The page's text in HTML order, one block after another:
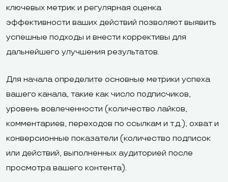
ключевых метрик и регулярная оценка
эффективности ваших действий позволяют выявить
успешные подходы и внести коррективы для
дальнейшего улучшения результатов.
Для начала определите основные метрики успеха
вашего канала, такие как число подписчиков,
уровень вовлеченности (количество лайков,
комментариев, переходов по ссылкам и т.д.), охват и
конверсионные показатели (количество подписок
или действий, выполненных аудиторией после
просмотра вашего контента).